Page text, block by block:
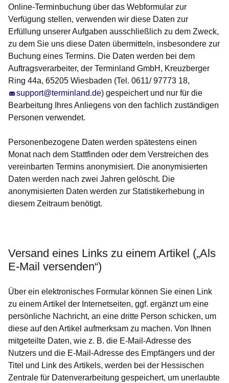
Online-Terminbuchung über das Webformular zur
Verfügung stellen, verwenden wir diese Daten zur
Erfüllung unserer Aufgaben ausschließlich zu dem Zweck,
zu dem Sie uns diese Daten übermitteln, insbesondere zur
Buchung eines Termins. Die Daten werden bei dem
Auftragsverarbeiter, der Terminland GmbH, Kreuzberger
Ring 44a, 65205 Wiesbaden (Tel. 0611/ 97773 18,
support@terminland.de) gespeichert und nur für die
Bearbeitung Ihres Anliegens von den fachlich zuständigen
Personen verwendet.
Personenbezogene Daten werden spätestens einen
Monat nach dem Stattfinden oder dem Verstreichen des
vereinbarten Termins anonymisiert. Die anonymisierten
Daten werden nach zwei Jahren gelöscht. Die
anonymisierten Daten werden zur Statistikerhebung in
diesem Zeitraum benötigt.
Versand eines Links zu einem Artikel („Als
E-Mail versenden“)
Über ein elektronisches Formular können Sie einen Link
zu einem Artikel der Internetseiten, ggf. ergänzt um eine
persönliche Nachricht, an eine dritte Person schicken, um
diese auf den Artikel aufmerksam zu machen. Von Ihnen
mitgeteilte Daten, wie z. B. die E-Mail-Adresse des
Nutzers und die E-Mail-Adresse des Empfängers und der
Titel und Link des Artikels, werden bei der Hessischen
Zentrale für Datenverarbeitung gespeichert, um unerlaubte